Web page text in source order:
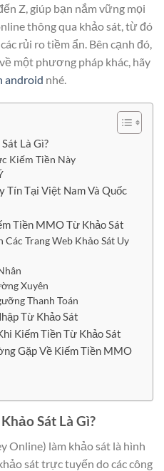
Z, giúp bạn nắm vững mọi
thông qua khảo sát, từ đó
rủi ro tiềm ẩn. Bên cạnh đó,
một phương pháp khác, hãy
android nhé.
Là Gì?
Kiếm Tiền Này
Tín Tại Việt Nam Và Quốc
Tiền MMO Từ Khảo Sát
Các Trang Web Khảo Sát Uy
Xuyên
Thanh Toán
Từ Khảo Sát
Kiếm Tiền Từ Khảo Sát
Gặp Về Kiếm Tiền MMO
Sát Là Gì?
Online) làm khảo sát là hình
sát trực tuyến do các công